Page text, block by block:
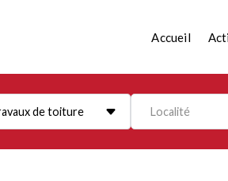
Accueil
de toiture Localité